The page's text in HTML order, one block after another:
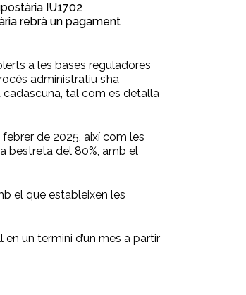
IU1702
rebrà un pagament
a les bases reguladores
administratiu s’ha
cadascuna, tal com es detalla
de 2025, així com les
bestreta del 80%, amb el
el que estableixen les
un termini d’un mes a partir